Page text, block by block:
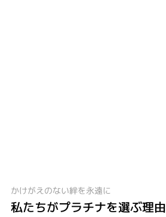
かけがえのない絆を永遠に
私たちがプラチナを選ぶ理由